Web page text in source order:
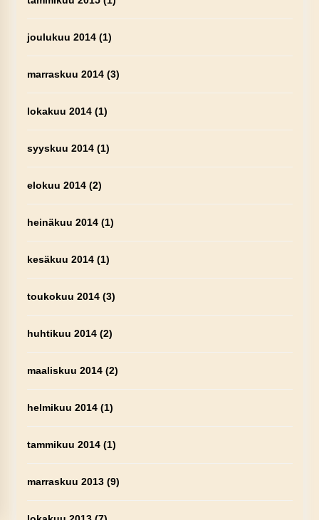
joulukuu 2014(1)
marraskuu 2014(3)
lokakuu 2014(1)
syyskuu 2014(1)
elokuu 2014(2)
heinäkuu 2014(1)
kesäkuu 2014(1)
toukokuu 2014(3)
huhtikuu 2014(2)
maaliskuu 2014(2)
helmikuu 2014(1)
tammikuu 2014(1)
marraskuu 2013(9)